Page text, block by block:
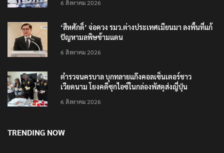
6 สิงหาคม 2026
‘สีหศักดิ์’ จ่อควง รมว.ต่างประเทศเมียนมา ลงพื้นที่แก้
ปัญหามลพิษข้ามแดน
6 สิงหาคม 2026
ตำรวจนครบาล บุกทลายแก๊งคอลเซ็นเตอร์ชาว
เวียดนาม โยงคดีซุกไอซ์ในกล่องพัสดุส่งญี่ปุ่น
6 สิงหาคม 2026
TRENDING NOW